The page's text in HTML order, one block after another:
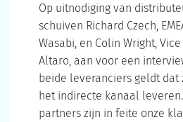
Op uitnodiging van
schuiven Richard Czech,
Wasabi, en Colin Wright,
Altaro, aan voor een
beide leveranciers geldt dat
het indirecte kanaal leveren.
partners zijn in feite onze